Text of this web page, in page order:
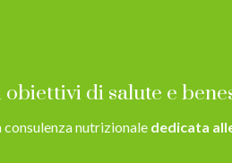
di salute e
consulenza nutrizionale dedicata